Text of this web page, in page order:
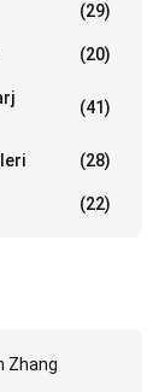
(29)
(20)
(41)
(28)
(22)
Zhang